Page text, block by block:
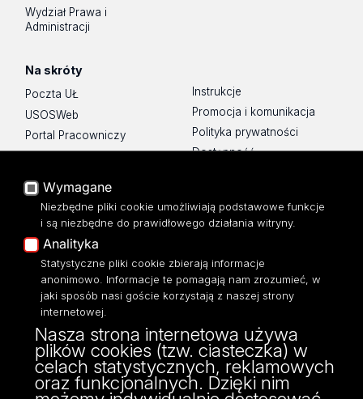
Wydział Prawa i
Administracji
Na skróty
Poczta UŁ
USOSWeb
Portal Pracowniczy
Baza Aktów Własnych
Moodle
Eksperci UŁ
Polityka Prywatności
Dostępność
Instrukcje
Promocja i komunikacja
Polityka prywatności
Dostępność
Bufet ☕
ul. Kopcińskiego 8/12
90-232 Łódź
NIP: 724-000-32-43
fax: 42/635 47 85
Wymagane
Niezbędne pliki cookie umożliwiają podstawowe funkcje
i są niezbędne do prawidłowego działania witryny.
Analityka
Statystyczne pliki cookie zbierają informacje
anonimowo. Informacje te pomagają nam zrozumieć, w
jaki sposób nasi goście korzystają z naszej strony
internetowej.
Nasza strona internetowa używa
plików cookies (tzw. ciasteczka) w
celach statystycznych, reklamowych
oraz funkcjonalnych. Dzięki nim